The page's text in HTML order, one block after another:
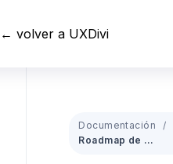
← volver a UXDivi
Documentación
Roadmap de contenidos y proponer contenido